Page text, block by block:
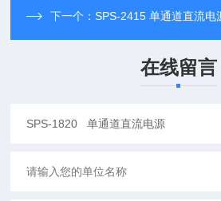
下一个：SPS-2415 单通道直流电
在线留言